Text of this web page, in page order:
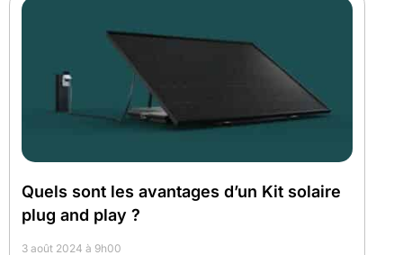
Quels sont les avantages d’un Kit solaire
plug and play ?
3 août 2024 à 9h00